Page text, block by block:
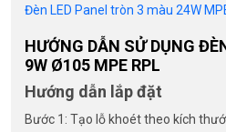
Đèn LED Panel tròn 3 màu 24W
HƯỚNG DẪN SỬ DỤNG
9W Ø105 MPE RPL
Hướng dẫn lắp đặt
Bước 1: Tạo lỗ khoét theo kích